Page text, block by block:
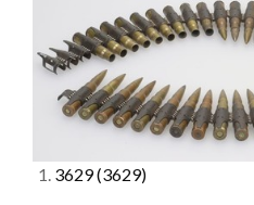
1. 3629(3629)